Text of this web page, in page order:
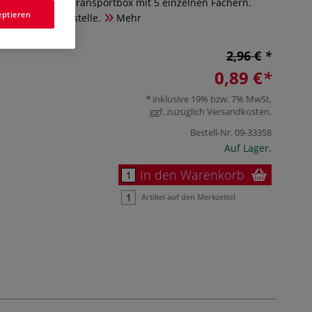
und Pastelle.
Mehr
2,96 €
0,89 €
inklusive 19% bzw. 7% MwSt,
ggf. zuzüglich Versandkosten.
Bestell-Nr.09-33358
Auf Lager.
In den Warenkorb
Artikel auf den Merkzettel